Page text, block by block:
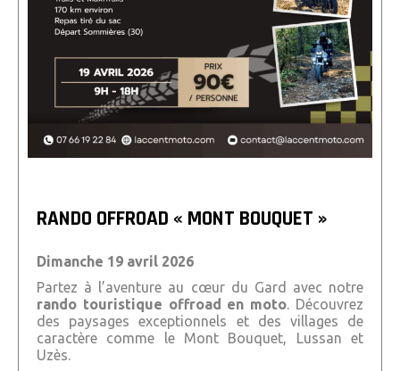
RANDO OFFROAD « MONT BOUQUET »
Dimanche 19 avril 2026
Partez à l’aventure au cœur du Gard avec notre
rando touristique offroad en moto. Découvrez
des paysages exceptionnels et des villages de
caractère comme le Mont Bouquet, Lussan et
Uzès.